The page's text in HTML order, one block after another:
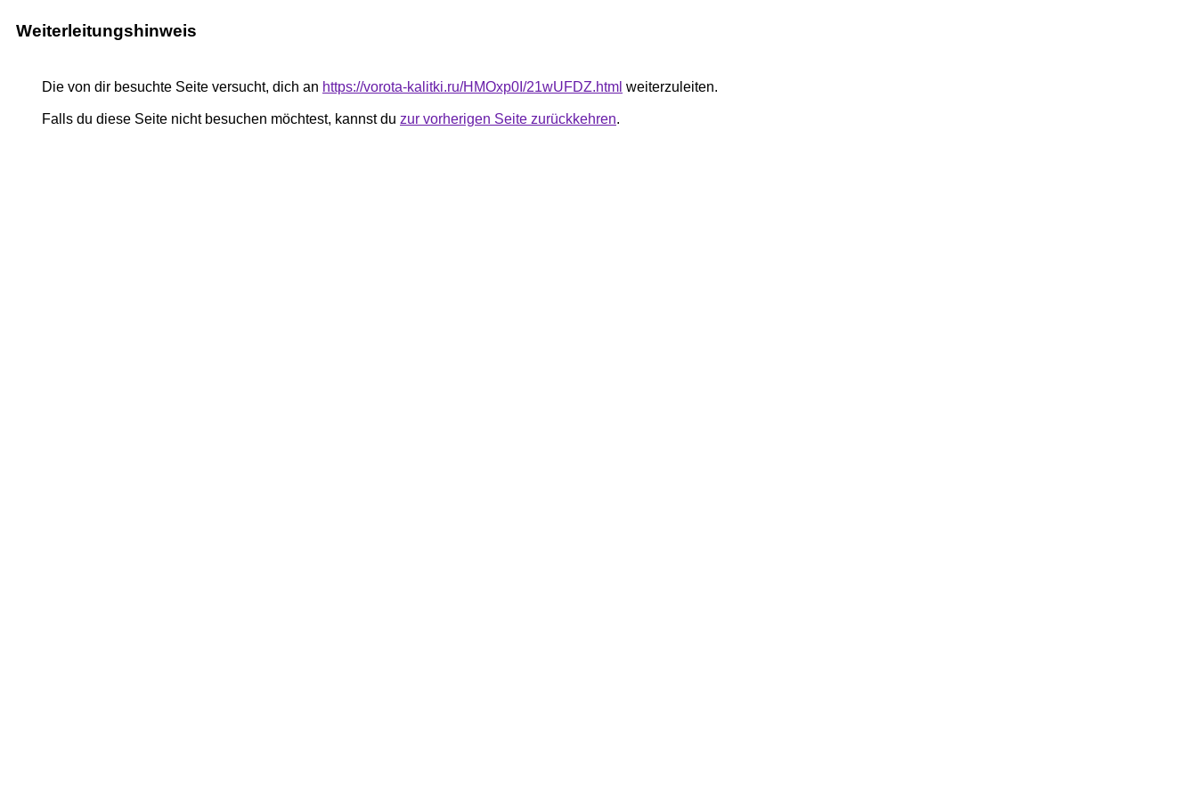
Weiterleitungshinweis
Die von dir besuchte Seite versucht, dich an https://vorota-kalitki.ru/HMOxp0I/21wUFDZ.html weiterzuleiten.
Falls du diese Seite nicht besuchen möchtest, kannst du zur vorherigen Seite zurückkehren.